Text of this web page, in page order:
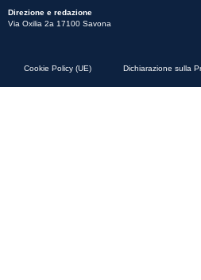
Direzione e redazione
Via Oxilia 2a 17100 Savona
Cookie Policy (UE) Dichiarazione sulla